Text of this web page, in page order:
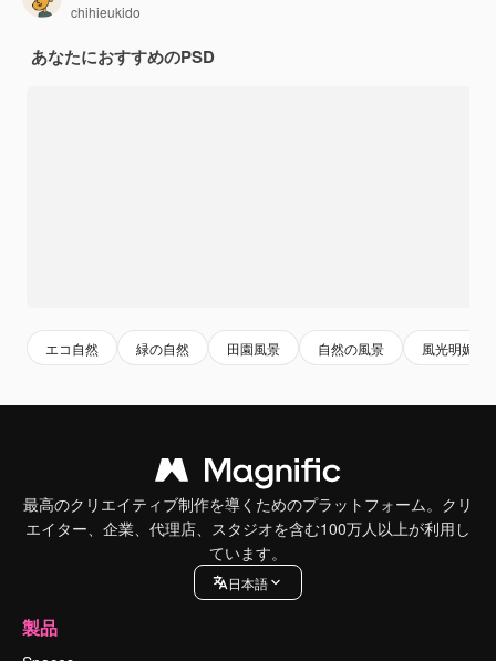
chihieukido
あなたにおすすめのPSD
エコ自然 緑の自然 田園風景 自然の風景 風光明媚な
最高のクリエイティブ制作を導くためのプラットフォーム。クリ
エイター、企業、代理店、スタジオを含む100万人以上が利用し
ています。
日本語
製品